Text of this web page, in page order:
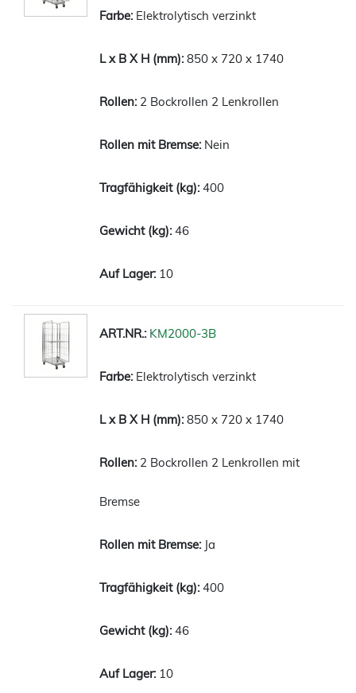
Elektrolytisch verzinkt
850 x 720 x 1740
2 Bockrollen 2 Lenkrollen
Nein
400
46
10
KM2000-3B
Elektrolytisch verzinkt
850 x 720 x 1740
2 Bockrollen 2 Lenkrollen mit
Bremse
Ja
400
46
10